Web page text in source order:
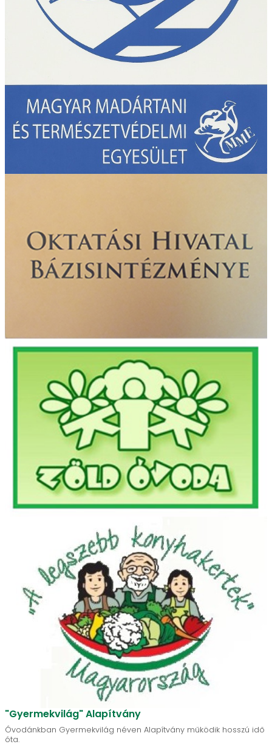
"Gyermekvilág" Alapítvány
Óvodánkban Gyermekvilág néven Alapítvány működik hosszú idő
óta.